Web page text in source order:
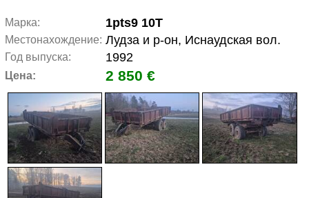
Марка: 1pts9 10T
Местонахождение: Лудза и р-он, Иснаудская вол.
Год выпуска: 1992
Цена: 2 850 €